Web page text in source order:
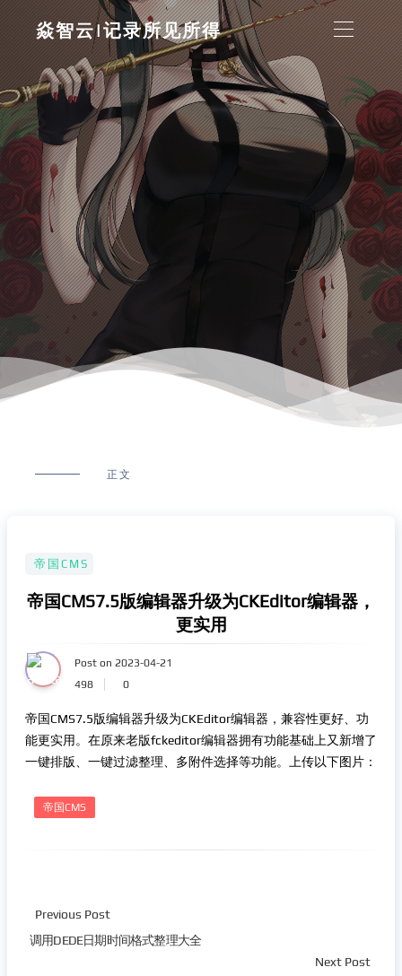
焱智云|记录所见所得
正文
帝国CMS
帝国CMS7.5版编辑器升级为CKEditor编辑器，
更实用
Post on 2023-04-21
498
0
帝国CMS7.5版编辑器升级为CKEditor编辑器，兼容性更好、功
能更实用。在原来老版fckeditor编辑器拥有功能基础上又新增了
一键排版、一键过滤整理、多附件选择等功能。上传以下图片：
帝国CMS
Previous Post
调用DEDE日期时间格式整理大全
Next Post